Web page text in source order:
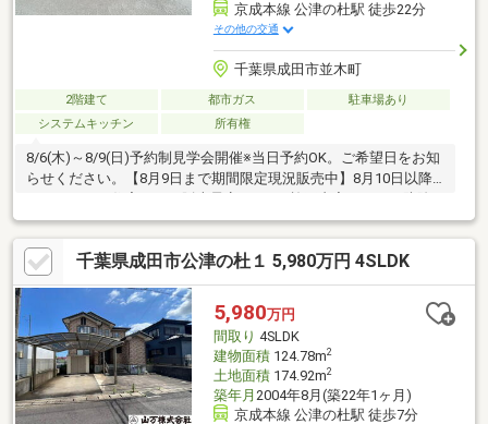
京成本線 公津の杜駅 徒歩22分
その他の交通
千葉県成田市並木町
2階建て 都市ガス
駐車場あり
システムキッチン
所有権
8/6(木)～8/9(日)予約制見学会開催※当日予約OK。ご希望日をお知
らせください。【8月9日まで期間限定現況販売中】8月10日以降
工事、残置物撤去、ハウスクリーニング、除草●おすすめポイン
ト・本物件は条件により住宅ローン減税が適用されます。・お客
様に合わせたローンの組み方や金融機関をご提案。住宅ローンが
初めての方でもお気軽にご相談ください。●周辺施設・成田市立
平成小学校まで約0.85km（徒歩約11分）・成田市立公津の杜中学
校まで約2.1km（徒歩約27分/自転車約11分）
千葉県成田市公津の杜１ 5,980万円 4SLDK
5,980万円
間取り 4SLDK
建物面積124.78m2
土地面積174.92m2
築年月 2004年8月(築22年1ヶ月)
京成本線 公津の杜駅 徒歩7分